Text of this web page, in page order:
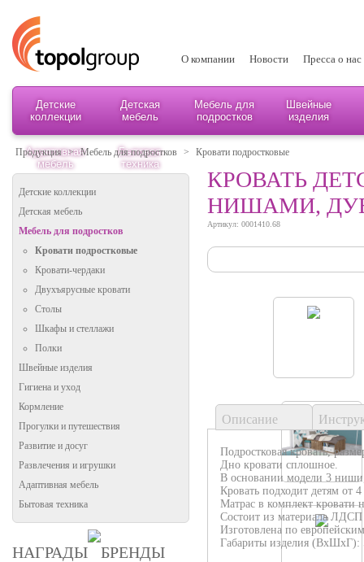
О компании Новости Пресса о нас
Детские
коллекции
Детская
мебель
Мебель для
подростков
Швейные
изделия
Адаптивная
мебель
Бытовая
техника
Продукция > Мебель для подростков > Кровати подростковые
Детские коллекции
Детская мебель
Мебель для подростков
Кровати подростковые
Кровати-чердаки
Двухъярусные кровати
Столы
Шкафы и стеллажи
Полки
Швейные изделия
Гигиена и уход
Кормление
Прогулки и путешествия
Развитие и досуг
Развлечения и игрушки
Адаптивная мебель
Бытовая техника
НАГРАДЫ БРЕНДЫ
КРОВАТЬ
НИШАМИ,
Артикул: 0001410.68
Описание
Подростковая кровать,
Дно кровати сплошное.
В основании модели 3
Кровать подходит детям от
Матрас в комплект кровати
Состоит из материала
Изготовлена по
Габариты изделия (ВхШхГ):